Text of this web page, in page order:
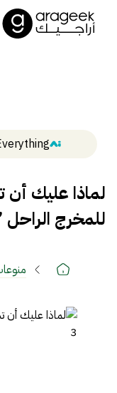
لماذا عليك أن
للمخرج